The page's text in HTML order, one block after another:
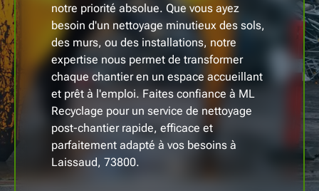
notre priorité absolue. Que vous ayez
besoin d'un nettoyage minutieux des sols,
des murs, ou des installations, notre
expertise nous permet de transformer
chaque chantier en un espace accueillant
et prêt à l'emploi. Faites confiance à ML
Recyclage pour un service de nettoyage
post-chantier rapide, efficace et
parfaitement adapté à vos besoins à
Laissaud, 73800.